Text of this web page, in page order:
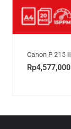
Canon P 215 II
Rp4,577,000